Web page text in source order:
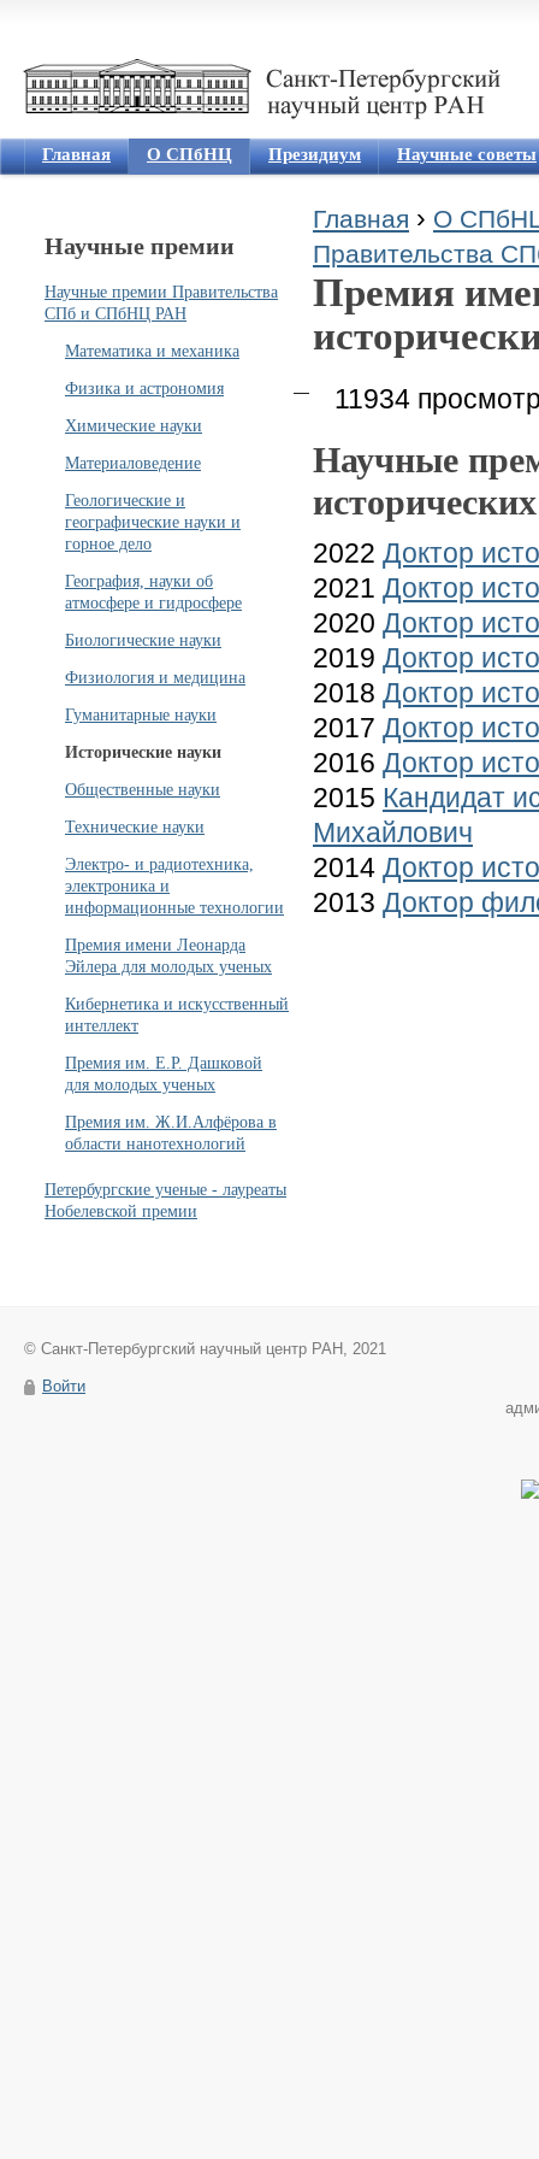
Главная О СПбНЦ Президиум Научные советы
Вы здесь
Главная › О
Правительства
Премия
11934
Научные
2022 Доктор
2021 Доктор
2020 Доктор
2019 Доктор
2018 Доктор
2017 Доктор
2016 Доктор
2015 Кандидат
Михайлович
2014 Доктор
2013 Доктор
Научные премии
Научные премии Правительства
СПб и СПбНЦ РАН
Математика и механика
Физика и астрономия
Химические науки
Материаловедение
Геологические и
географические науки и
горное дело
География, науки об
атмосфере и гидросфере
Биологические науки
Физиология и медицина
Гуманитарные науки
Исторические науки
Общественные науки
Технические науки
Электро- и радиотехника,
электроника и
информационные технологии
Премия имени Леонарда
Эйлера для молодых ученых
Кибернетика и искусственный
интеллект
Премия им. Е.Р. Дашковой
для молодых ученых
Премия им. Ж.И.Алфёрова в
области нанотехнологий
Петербургские ученые - лауреаты
Нобелевской премии
© Санкт-Петербургский научный центр РАН, 2021
Войти